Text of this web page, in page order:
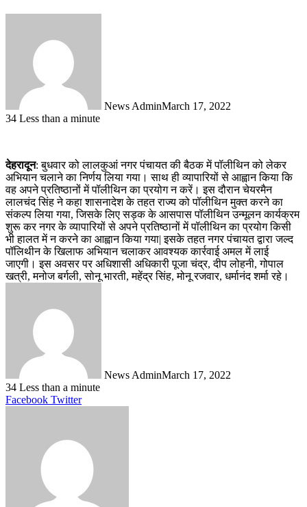
News AdminMarch 17, 2022
34 Less than a minute
देहरादून: बुधवार को लालकुआं नगर पंचायत की बैठक में पॉलीथिन को लेकर
अभियान चलाने का निर्णय लिया गया। साथ ही व्यापारियों से आह्वान किया कि
वह अपने प्रतिष्ठानों में पॉलीथिन का प्रयोग न करें। इस दौरान चेयरमैन
लालचंद सिंह ने कहा शासनादेश के तहत राज्य को पॉलीथिन मुक्त करने का
संकल्प लिया गया, जिसके लिए सड़क के आसपास पॉलीथिन उन्मूलन कार्यक्रम
शुरू कर नगर के व्यापारियों से अपने प्रतिष्ठानों में पॉलीथिन का प्रयोग किसी
भी हालत में न करने का आह्वान किया गया| इसके तहत नगर पंचायत द्वारा जल्द
पॉलिथीन के खिलाफ अभियान चलाकर आवश्यक कार्रवाई अमल में लाई
जाएगी। इस अवसर पर अधिशासी अधिकारी पूजा चंद्र, दीप लोहनी, गोपाल
खत्री, मनोज बर्गली, सोनू भारती, महेंद्र सिंह, मोनू रजवार, धर्मानंद शर्मा रहे।
News AdminMarch 17, 2022
34 Less than a minute
Facebook TwitterLinkedIn
Tumblr
Pinterest
Reddit
VKontakte
Share
Print